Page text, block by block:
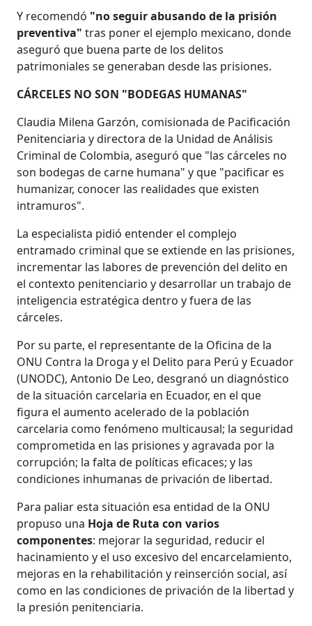
Y recomendó "no seguir abusando de la prisión
preventiva"tras poner el ejemplo mexicano, donde
aseguró que buena parte de los delitos
patrimoniales se generaban desde las prisiones.
CÁRCELES NO SON "BODEGAS HUMANAS"
Claudia Milena Garzón, comisionada de Pacificación
Penitenciaria y directora de la Unidad de Análisis
Criminal de Colombia, aseguró que "las cárceles no
son bodegas de carne humana" y que "pacificar es
humanizar, conocer las realidades que existen
intramuros".
La especialista pidió entender el complejo
entramado criminal que se extiende en las prisiones,
incrementar las labores de prevención del delito en
el contexto penitenciario y desarrollar un trabajo de
inteligencia estratégica dentro y fuera de las
cárceles.
Por su parte, el representante de la Oficina de la
ONU Contra la Droga y el Delito para Perú y Ecuador
(UNODC), Antonio De Leo, desgranó un diagnóstico
de la situación carcelaria en Ecuador, en el que
figura el aumento acelerado de la población
carcelaria como fenómeno multicausal; la seguridad
comprometida en las prisiones y agravada por la
corrupción; la falta de políticas eficaces; y las
condiciones inhumanas de privación de libertad.
Para paliar esta situación esa entidad de la ONU
propuso una Hoja de Ruta con varios
componentes: mejorar la seguridad, reducir el
hacinamiento y el uso excesivo del encarcelamiento,
mejoras en la rehabilitación y reinserción social, así
como en las condiciones de privación de la libertad y
la presión penitenciaria.